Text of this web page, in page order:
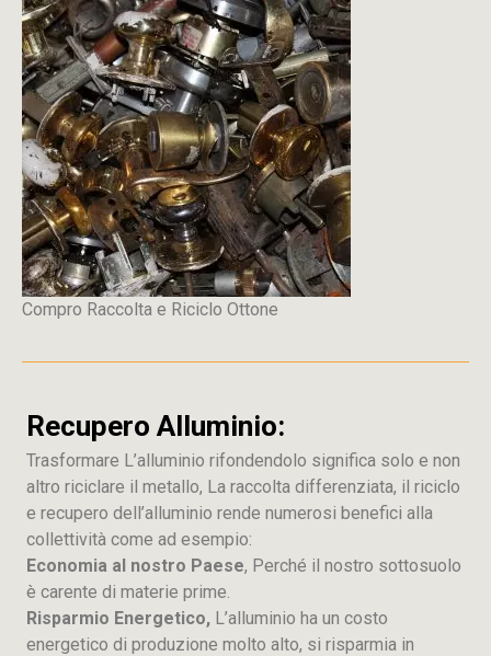
Compro Raccolta e Riciclo Ottone
Recupero Alluminio:
Trasformare L’alluminio rifondendolo significa solo e non
altro riciclare il metallo, La raccolta differenziata, il riciclo
e recupero dell’alluminio rende numerosi benefici alla
collettività come ad esempio:
Economia al nostro Paese, Perché il nostro sottosuolo
è carente di materie prime.
Risparmio Energetico, L’alluminio ha un costo
energetico di produzione molto alto, si risparmia in